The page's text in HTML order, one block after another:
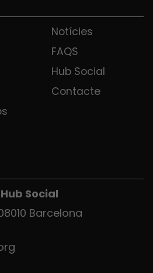
Notícies
FAQS
Hub Social
Contacte
Social
Barcelona